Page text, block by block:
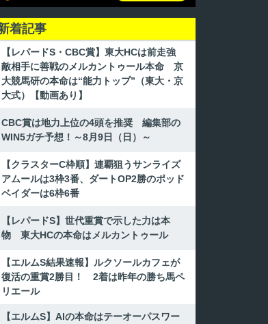
着記事
【レパードS・CBC賞】東大HCは前走強
敵相手に善戦のメルカントゥール本命 京
大競馬研の本命は“能力トップ”（東大・京
大式）【動画あり】
CBC賞は地力上位の4頭を推奨 編集部の
WIN5ガチ予想！～8月9日（日）～
【クラスターC枠順】連覇狙うサンライズ
アムールは3枠3番、ダートOP2勝のポッド
ベイダーは6枠6番
【レパードS】世代重賞で示した力は本
物 東大HCの本命はメルカントゥール
【エルムS結果速報】ルクソールカフェが
復活の重賞2勝目！ 2着は昨年の勝ち馬ペ
リエール
【エルムS】AIの本命はテーオーパスワー